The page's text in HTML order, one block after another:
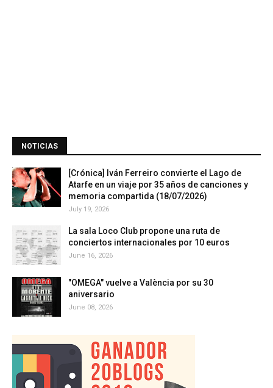
NOTICIAS
[Crónica] Iván Ferreiro convierte el Lago de
Atarfe en un viaje por 35 años de canciones y
memoria compartida (18/07/2026)
July 19, 2026
La sala Loco Club propone una ruta de
conciertos internacionales por 10 euros
June 16, 2026
"OMEGA" vuelve a València por su 30
aniversario
June 08, 2026